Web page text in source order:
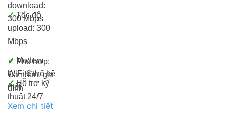
download:
300 Mbps
✓ Tốc độ
upload: 300
Mbps
✓ Phù hợp:
Cá nhân, gia
đình
✓ Modem
WiFi 6 thế hệ
mới
✓ Hỗ trợ kỹ
thuật 24/7
Xem chi tiết